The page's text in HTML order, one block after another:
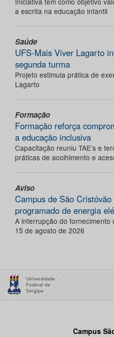
a escrita na educação infantil
Saúde
UFS-Mais Viver Lagarto
segunda turma
Projeto estimula prática de
Lagarto
Formação
Formação reforça
a educação inclusiva
Capacitação reuniu TAE’s e
práticas de acolhimento e
Aviso
Campus de São
programado de energia
A interrupção do
15 de agosto de 2026
Campus